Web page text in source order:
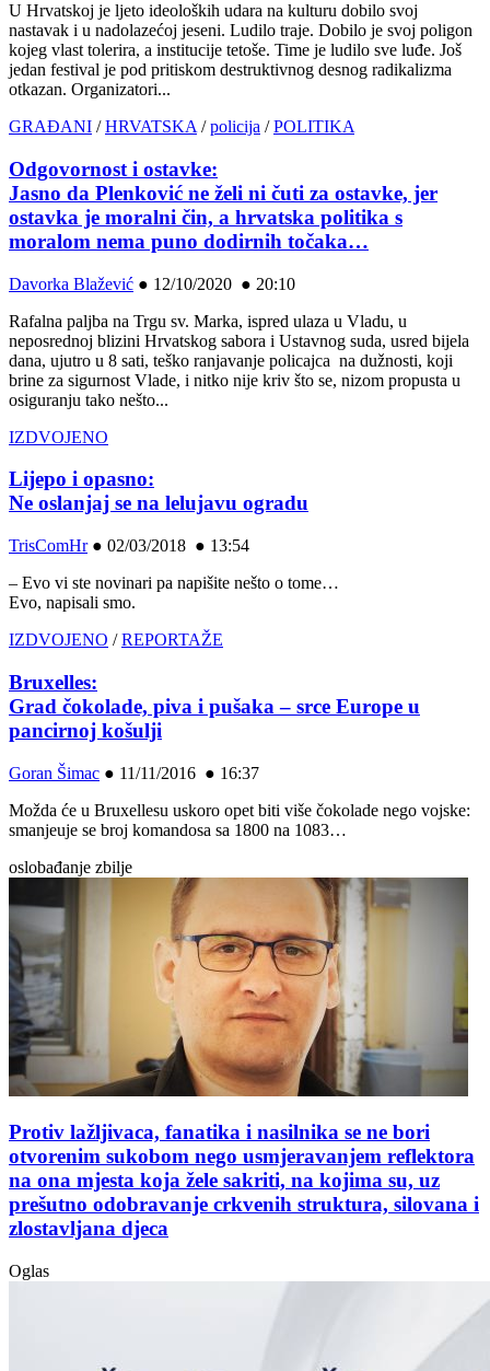
U Hrvatskoj je ljeto ideoloških udara na kulturu dobilo svoj
nastavak i u nadolazećoj jeseni. Ludilo traje. Dobilo je svoj poligon
kojeg vlast tolerira, a institucije tetoše. Time je ludilo sve luđe. Još
jedan festival je pod pritiskom destruktivnog desnog radikalizma
otkazan. Organizatori...
GRAĐANI /HRVATSKA /policija /POLITIKA
Odgovornost i ostavke:
Jasno da Plenković ne želi ni čuti za ostavke, jer
ostavka je moralni čin, a hrvatska politika s
moralom nema puno dodirnih točaka…
Davorka Blažević ● 12/10/2020 ● 20:10
Rafalna paljba na Trgu sv. Marka, ispred ulaza u Vladu, u
neposrednoj blizini Hrvatskog sabora i Ustavnog suda, usred bijela
dana, ujutro u 8 sati, teško ranjavanje policajca na dužnosti, koji
brine za sigurnost Vlade, i nitko nije kriv što se, nizom propusta u
osiguranju tako nešto...
IZDVOJENO
Lijepo i opasno:
Ne oslanjaj se na lelujavu ogradu
TrisComHr● 02/03/2018 ● 13:54
– Evo vi ste novinari pa napišite nešto o tome…
Evo, napisali smo.
IZDVOJENO /REPORTAŽE
Bruxelles:
Grad čokolade, piva i pušaka – srce Europe u
pancirnoj košulji
Goran Šimac ● 11/11/2016 ● 16:37
Možda će u Bruxellesu uskoro opet biti više čokolade nego vojske:
smanjeuje se broj komandosa sa 1800 na 1083…
oslobađanje zbilje
Protiv lažljivaca, fanatika i nasilnika se ne bori
otvorenim sukobom nego usmjeravanjem reflektora
na ona mjesta koja žele sakriti, na kojima su, uz
prešutno odobravanje crkvenih struktura, silovana i
zlostavljana djeca
Oglas